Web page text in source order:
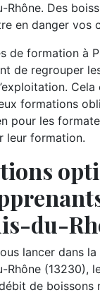
Des
en danger vos
de formation à
de regrouper
formations
pour les
leur formation.
du-
lancer dans
Rhône (13230),
de boissons